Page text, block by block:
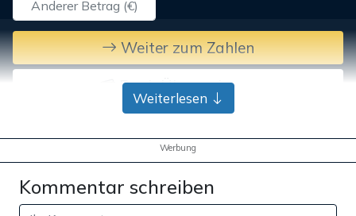
Weiter zum Zahlen
Bank-Überweisung
Weiterlesen
Werbung
Kommentar schreiben